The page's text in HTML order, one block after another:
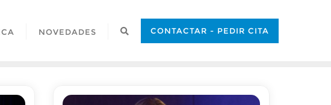
NOVEDADES CONTACTAR - PEDIR CITA